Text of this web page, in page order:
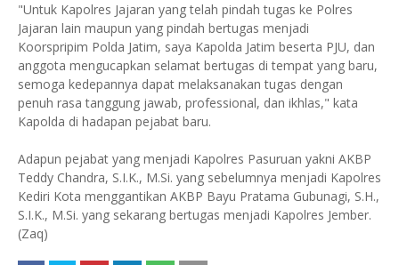
"Untuk Kapolres Jajaran yang telah pindah tugas ke Polres
Jajaran lain maupun yang pindah bertugas menjadi
Koorspripim Polda Jatim, saya Kapolda Jatim beserta PJU, dan
anggota mengucapkan selamat bertugas di tempat yang baru,
semoga kedepannya dapat melaksanakan tugas dengan
penuh rasa tanggung jawab, professional, dan ikhlas," kata
Kapolda di hadapan pejabat baru.
Adapun pejabat yang menjadi Kapolres Pasuruan yakni AKBP
Teddy Chandra, S.I.K., M.Si. yang sebelumnya menjadi Kapolres
Kediri Kota menggantikan AKBP Bayu Pratama Gubunagi, S.H.,
S.I.K., M.Si. yang sekarang bertugas menjadi Kapolres Jember.
(Zaq)